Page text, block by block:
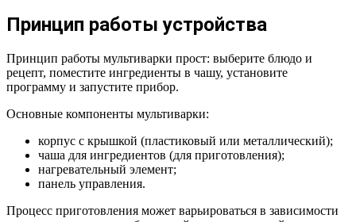
Принцип работы устройства
Принцип работы мультиварки прост: выберите блюдо и
рецепт, поместите ингредиенты в чашу, установите
программу и запустите прибор.
Основные компоненты мультиварки:
корпус с крышкой (пластиковый или металлический);
чаша для ингредиентов (для приготовления);
нагревательный элемент;
панель управления.
Процесс приготовления может варьироваться в зависимости